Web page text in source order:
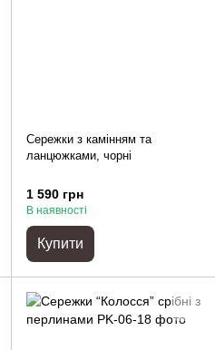
Сережки з камінням та
ланцюжками, чорні
1 590 грн
В наявності
Купити